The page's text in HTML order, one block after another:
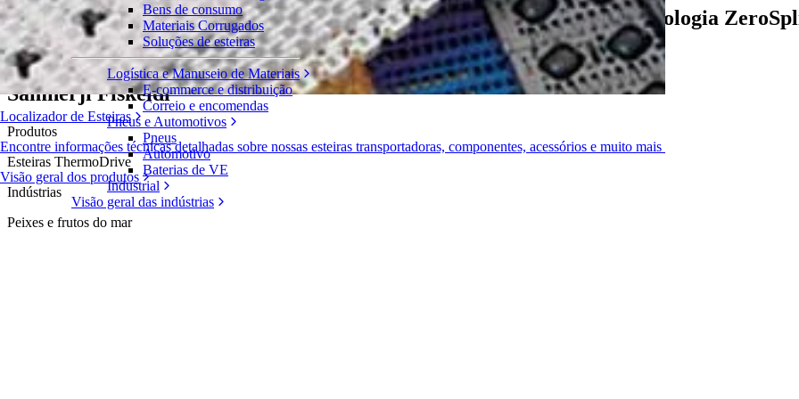
Localizador de Esteiras
Encontre informações técnicas detalhadas sobre nossas esteiras transportadoras, componentes, acessórios e muito mais
Visão geral dos produtos
Bens de consumo
Materiais Corrugados
Soluções de esteiras
Logística e Manuseio de Materiais
E-commerce e distribuição
Correio e encomendas
Pneus e Automotivos
Pneus
Automotivo
Baterias de VE
Industrial
Visão geral das indústrias
Samherji Fiskeldi melhora a eficiência de limpeza da esteira com a tecnologia
História de sucesso
Samherji Fiskeldi
Produtos
Esteiras ThermoDrive
Indústrias
Peixes e frutos do mar